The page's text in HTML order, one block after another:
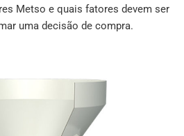
Metso e quais fatores devem ser
uma decisão de compra.